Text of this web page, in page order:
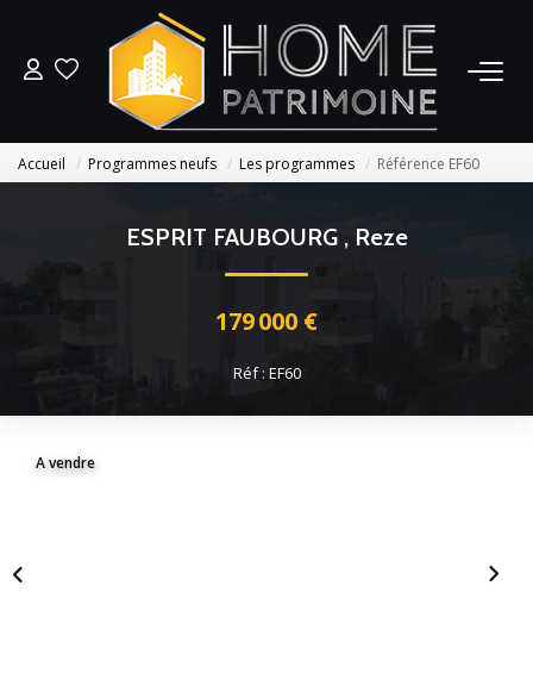
L’AGENCE
ACHETER DU NEUF
GESTION LOCATIVE
Accueil Programmes neufs Les programmes Référence EF60
ESPRIT FAUBOURG , Reze
179 000 €
Réf : EF60
A vendre